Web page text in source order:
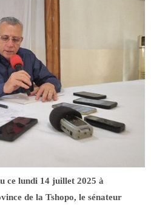
ce lundi 14 juillet 2025 à
de la Tshopo, le sénateur